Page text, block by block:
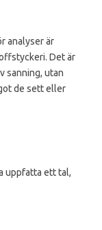
analyser är
Det är
sanning, utan
de sett eller
uppfatta ett tal,